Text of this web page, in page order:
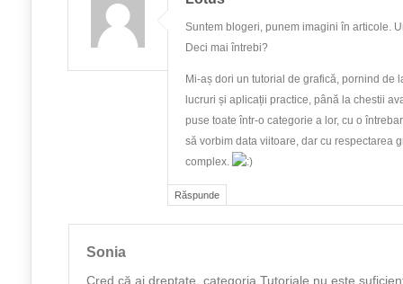
Răspunde
Suntem blogeri, punem imagini în articole.
Deci mai întrebi?
Mi-aș dori un tutorial de grafică, pornind de
lucruri și aplicații practice, până la chestii
puse toate într-o categorie a lor, cu o
să vorbim data viitoare, dar cu respectarea
complex.
Sonia
Cred că ai dreptate, categoria Tutoriale nu este